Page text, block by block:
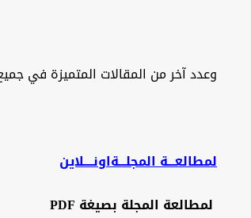
وعدد آخر من المقالات المتميزة في
لمطالعـــة المجلـــةاونــــلاين
لمطالعة المجلة بصيغة PDF